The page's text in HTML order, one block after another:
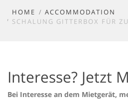
HOME
ACCOMMODATION
SCHALUNG GITTERBOX FÜR
Interesse? Jetzt
Bei Interesse an dem Mietgerät,